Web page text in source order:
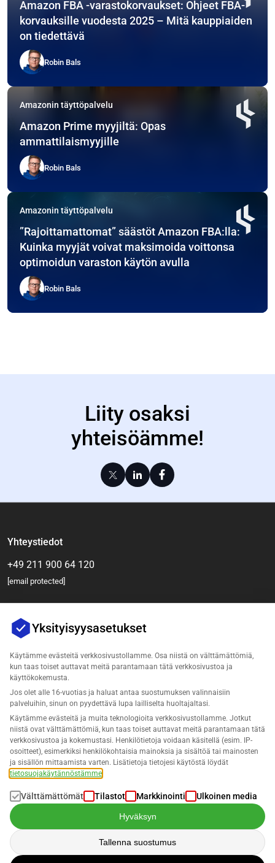
Amazon FBA -varastokorvaukset: Ohjeet FBA-
korvauksille vuodesta 2025 – Mitä kauppiaiden
on tiedettävä
Robin Bals
Amazonin täyttöpalvelu
Amazon Prime myyjiltä: Opas
ammattilaismyyjille
Robin Bals
Amazonin täyttöpalvelu
”Rajoittamattomat” säästöt Amazon FBA:lla:
Kuinka myyjät voivat maksimoida voittonsa
optimoidun varaston käytön avulla
Robin Bals
Liity osaksi
yhteisöämme!
Yhteystiedot
+49 211 900 64 120
[email protected]
Yritys
Tuki
Ratkaisut Lost & Found varten
Tietoja käsitellään meidän Tietosuojakäytännönmukaisesti
Yksityisyysasetukset
Käytämme evästeitä verkkosivustollamme. Osa niistä on välttämättömiä,
kun taas toiset auttavat meitä parantamaan tätä verkkosivustoa ja
käyttökokemusta.
Jos olet alle 16-vuotias ja haluat antaa suostumuksen valinnaisiin
palveluihin, sinun on pyydettävä lupa lailliselta huoltajaltasi.
Käytämme evästeitä ja muita teknologioita verkkosivustollamme. Jotkut
niistä ovat välttämättömiä, kun taas toiset auttavat meitä parantamaan tätä
verkkosivustoa ja kokemustasi. Henkilötietoja voidaan käsitellä (esim. IP-
osoitteet), esimerkiksi henkilökohtaisia mainoksia ja sisältöä tai mainosten
ja sisällön mittaamista varten. Lisätietoja tietojesi käytöstä löydät
tietosuojakäytännöstämme
Välttämättömät Tilastot Markkinointi Ulkoinen media
Hyväksyn
Tallenna suostumus